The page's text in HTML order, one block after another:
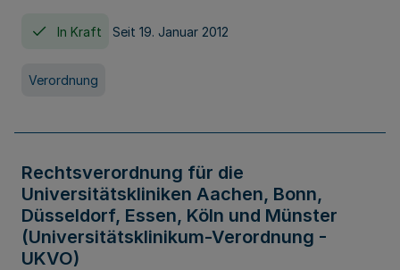
In Kraft Seit 19. Januar 2012
Verordnung
Rechtsverordnung für die
Universitätskliniken Aachen, Bonn,
Düsseldorf, Essen, Köln und Münster
(Universitätsklinikum-Verordnung -
UKVO)